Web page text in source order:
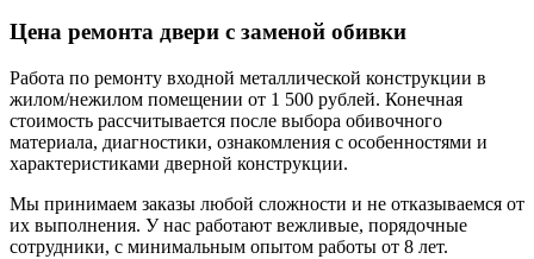
Цена ремонта двери с заменой обивки
Работа по ремонту входной металлической конструкции в
жилом/нежилом помещении от 1 500 рублей. Конечная
стоимость рассчитывается после выбора обивочного
материала, диагностики, ознакомления с особенностями и
характеристиками дверной конструкции.
Мы принимаем заказы любой сложности и не отказываемся от
их выполнения. У нас работают вежливые, порядочные
сотрудники, с минимальным опытом работы от 8 лет.